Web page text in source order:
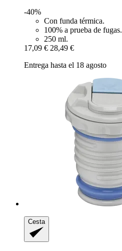
-40%
Con funda térmica.
100% a prueba de fugas.
250 ml.
17,09 € 28,49 €
Entrega hasta el 18 agosto
Cesta